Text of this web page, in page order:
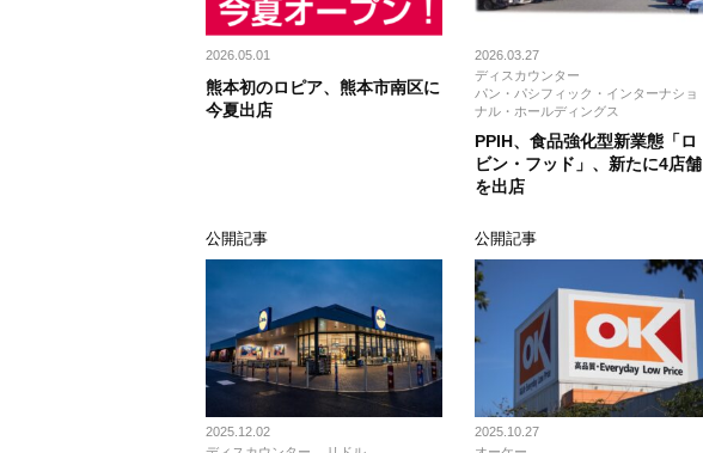
2026.05.01
熊本初のロピア、熊本市南区に
今夏出店
2026.03.27
ディスカウンター
パン・パシフィック・インターナショ
ナル・ホールディングス
PPIH、食品強化型新業態「ロ
ビン・フッド」、新たに4店舗
を出店
公開記事
2025.12.02
公開記事
2025.10.27